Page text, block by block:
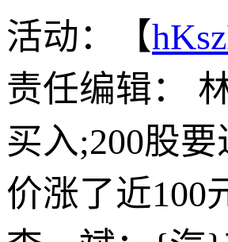
活动：【
责任编辑：
买入;200股
价涨了近100